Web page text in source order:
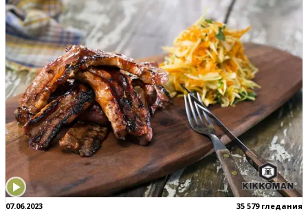
07.06.2023 35 579 гледания